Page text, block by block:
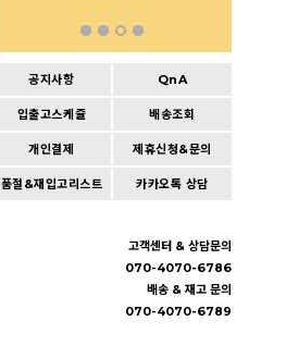
공지사항 QnA
입출고스케쥴 배송조회
개인결제 제휴신청&문의
품절&재입고리스트 카카오톡 상담
고객센터 & 상담문의
070-4070-6786
배송 & 재고 문의
070-4070-6789
BUY IT NOW
Cart | Wishlist